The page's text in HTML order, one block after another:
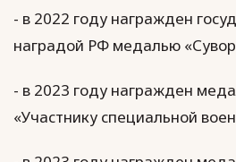
- в 2022 году награжден
наградой РФ медалью
- в 2023 году награжден
«Участнику специальной